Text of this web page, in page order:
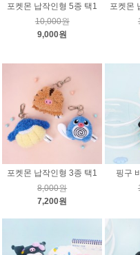
포켓몬 납작인형 5종 택1
10,000원
9,000원
포켓몬
포켓몬 납작인형 3종 택1
8,000원
7,200원
핑구